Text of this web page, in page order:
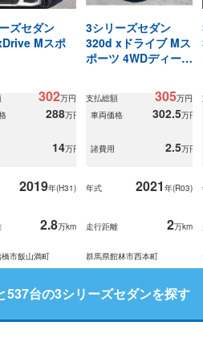
ズセダン
Mスポ
302万円
288万円
14万円
2019年(H31)
2.8万km
市飯山満町
3シリーズセダン
320d xドライブ Mス
ポーツ 4WDディーゼ
支払総額 305万円
車両価格
302.5万円
諸費用 2.5万円
年式 2021 年(R03)
走行距離 2万km
群馬県館林市西本町
537台の3シリーズセダンを探す